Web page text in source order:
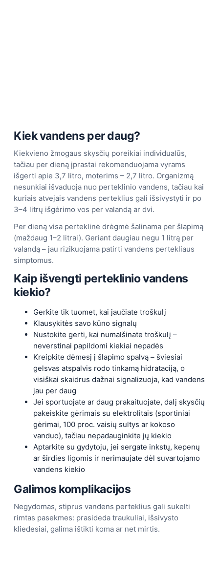
Kiek vandens per daug?
Kiekvieno žmogaus skysčių poreikiai individualūs,
tačiau per dieną įprastai rekomenduojama vyrams
išgerti apie 3,7 litro, moterims – 2,7 litro. Organizmą
nesunkiai išvaduoja nuo perteklinio vandens, tačiau kai
kuriais atvejais vandens perteklius gali išsivystyti ir po
3–4 litrų išgėrimo vos per valandą ar dvi.
Per dieną visa perteklinė drėgmė šalinama per šlapimą
(maždaug 1–2 litrai). Geriant daugiau negu 1 litrą per
valandą – jau rizikuojama patirti vandens pertekliaus
simptomus.
Kaip išvengti perteklinio vandens
kiekio?
Gerkite tik tuomet, kai jaučiate troškulį
Klausykitės savo kūno signalų
Nustokite gerti, kai numalšinate troškulį –
neverstinai papildomi kiekiai nepadės
Kreipkite dėmesį į šlapimo spalvą – šviesiai
gelsvas atspalvis rodo tinkamą hidrataciją, o
visiškai skaidrus dažnai signalizuoja, kad vandens
jau per daug
Jei sportuojate ar daug prakaituojate, dalį skysčių
pakeiskite gėrimais su elektrolitais (sportiniai
gėrimai, 100 proc. vaisių sultys ar kokoso
vanduo), tačiau nepadauginkite jų kiekio
Aptarkite su gydytoju, jei sergate inkstų, kepenų
ar širdies ligomis ir nerimaujate dėl suvartojamo
vandens kiekio
Galimos komplikacijos
Negydomas, stiprus vandens perteklius gali sukelti
rimtas pasekmes: prasideda traukuliai, išsivysto
kliedesiai, galima ištikti koma ar net mirtis.